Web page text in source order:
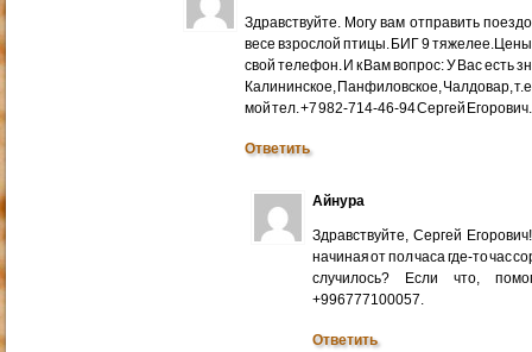
Здравствуйте. Могу вам отправить
весе взрослой птицы. БИГ 9
свой телефон. И к Вам вопрос: У Вас есть
Калининское, Панфиловское, Чалдовар,
мой тел. +7 982-714-46-94 Сергей Егорович.
Ответить
Айнура
Здравствуйте, Сергей
начиная от пол часа где-то час
случилось? Если что,
+996777100057.
Ответить